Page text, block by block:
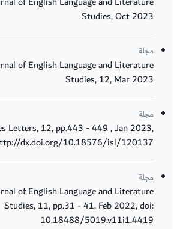
Studies, Oct 2023
مجلة
of English Language and Literature
Studies, 12, Mar 2023
مجلة
Letters, 12, pp.443 - 449 , Jan 2023,
dx.doi.org/10.18576/isl/120137
مجلة
of English Language and Literature
Studies, 11, pp.31 - 41, Feb 2022, doi:
10.18488/5019.v11i1.4419